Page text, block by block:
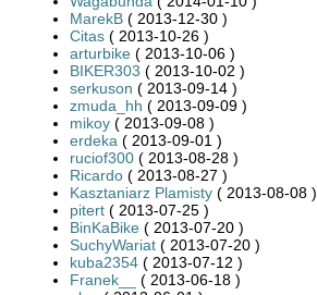
MarekB ( 2013-12-30 )
Citas ( 2013-10-26 )
arturbike ( 2013-10-06 )
BIKER303 ( 2013-10-02 )
serkuson ( 2013-09-14 )
zmuda_hh ( 2013-09-09 )
mikoy ( 2013-09-08 )
erdeka ( 2013-09-01 )
ruciof300 ( 2013-08-28 )
Ricardo ( 2013-08-27 )
Kasztaniarz Plamisty ( 2013-08-08 )
pitert ( 2013-07-25 )
BinKaBike ( 2013-07-20 )
SuchyWariat ( 2013-07-20 )
kuba2354 ( 2013-07-12 )
Franek__
( 2013-06-18 )